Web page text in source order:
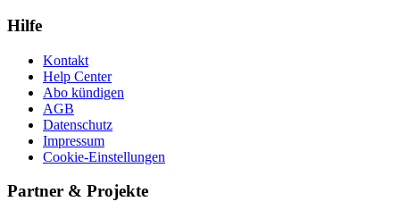
Hilfe
Kontakt
Help Center
Abo kündigen
AGB
Datenschutz
Impressum
Cookie-Einstellungen
Partner & Projekte